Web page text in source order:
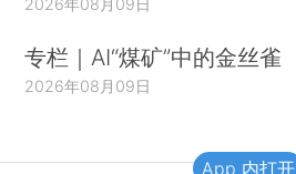
2026年08月09日
专栏｜AI“煤矿”中的金丝雀
2026年08月09日
App 内打开